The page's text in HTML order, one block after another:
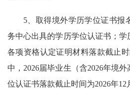
5、取得境外学历学位证书报
务中心出具的学历学位认证书；
各项资格认定证明材料落款截止
中，2026届毕业生（含2026年境
位认证书落款截止时间为2026年12